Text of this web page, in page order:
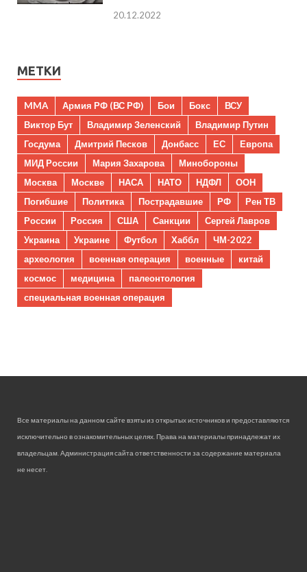
20.12.2022
МЕТКИ
MMA Армия РФ (ВС РФ) Бои Бокс
ВСУ
Виктор Бут
Владимир Зеленский
Владимир Путин
Госдума
Дмитрий Песков Донбасс ЕС
Европа
МИД России
Мария Захарова
Минобороны
Москва
Москве НАСА НАТО НДФЛ
ООН
Погибшие
Политика Пострадавшие РФ
Рен ТВ
России
Россия США Санкции
Сергей Лавров
Украина
Украине Футбол Хаббл
ЧМ-2022
археология
военная операция военные
китай
космос
медицина
палеонтология
специальная военная операция
Все материалы на данном сайте взяты из открытых источников и предоставляются
исключительно в ознакомительных целях. Права на материалы принадлежат их
владельцам. Администрация сайта ответственности за содержание материала
не несет.